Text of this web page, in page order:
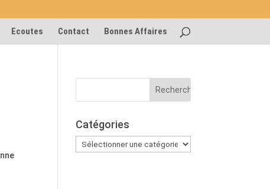
Ecoutes Contact Bonnes Affaires
Catégories
Catégories